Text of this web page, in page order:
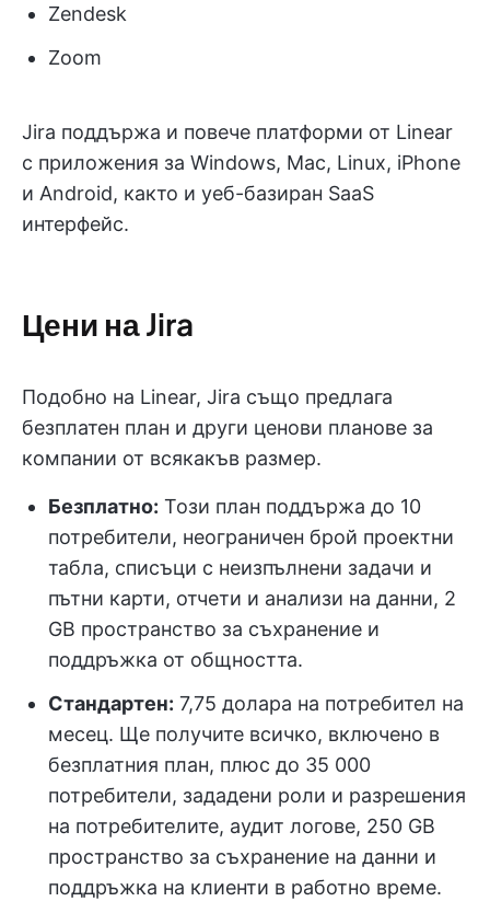
Zendesk
Zoom
Jira поддържа и повече платформи от Linear
с приложения за Windows, Mac, Linux, iPhone
и Android, както и уеб-базиран SaaS
интерфейс.
Цени на Jira
Подобно на Linear, Jira също предлага
безплатен план и други ценови планове за
компании от всякакъв размер.
Безплатно: Този план поддържа до 10
потребители, неограничен брой проектни
табла, списъци с неизпълнени задачи и
пътни карти, отчети и анализи на данни, 2
GB пространство за съхранение и
поддръжка от общността.
Стандартен: 7,75 долара на потребител на
месец. Ще получите всичко, включено в
безплатния план, плюс до 35 000
потребители, зададени роли и разрешения
на потребителите, аудит логове, 250 GB
пространство за съхранение на данни и
поддръжка на клиенти в работно време.